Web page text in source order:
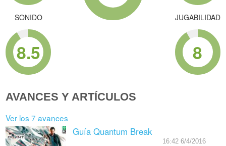
SONIDO
8.5
JUGABILIDAD
8
AVANCES Y ARTÍCULOS
Ver los 7 avances
Guía Quantum Break
16:42 6/4/2016